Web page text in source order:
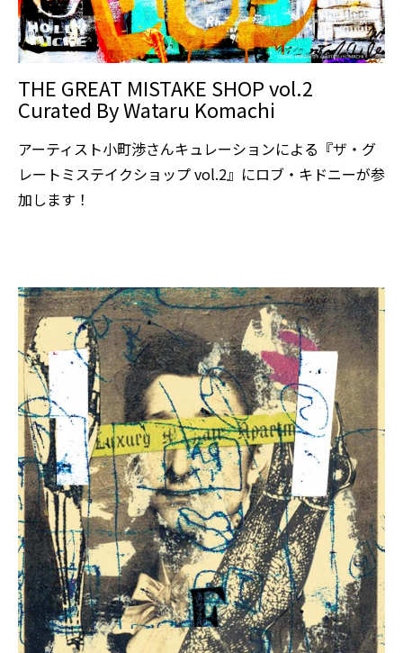
THE GREAT MISTAKE SHOP vol.2
Curated By Wataru Komachi
アーティスト小町渉さんキュレーションによる『ザ・グ
レートミステイクショップ vol.2』にロブ・キドニーが参
加します！